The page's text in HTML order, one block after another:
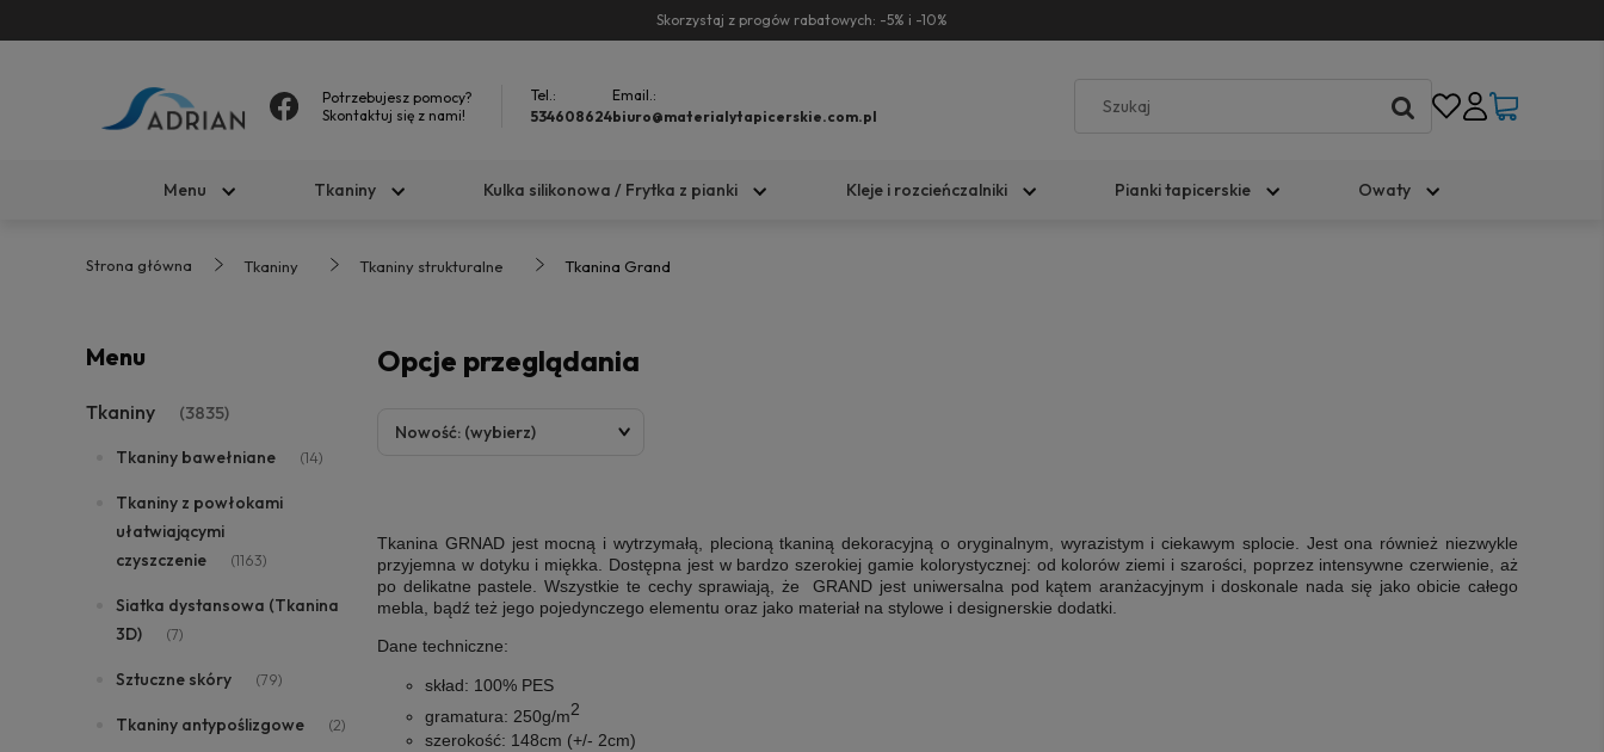
Skorzystaj z progów rabatowych: -5% i -10%
Potrzebujesz pomocy?
Skontaktuj się z nami!
Tel.:
534608624
Email.:
biuro@materialytapicerskie.com.pl
Menu Tkaniny Kulka silikonowa / Frytka z pianki Kleje i rozcieńczalniki Pianki tapicerskie Owaty
Strona główna Tkaniny Tkaniny strukturalne Tkanina Grand
Menu
Tkaniny (3835)
Tkaniny bawełniane (14)
Tkaniny z powłokami
ułatwiającymi
czyszczenie
(1163)
Siatka dystansowa (Tkanina
3D)
(7)
Sztuczne skóry (79)
Tkaniny antypoślizgowe (2)
Opcje przeglądania
Nowość: (wybierz)
Tkanina GRNAD jest mocną i wytrzymałą, plecioną tkaniną dekoracyjną o oryginalnym, wyrazistym i ciekawym splocie. Jest ona również niezwykle
przyjemna w dotyku i miękka. Dostępna jest w bardzo szerokiej gamie kolorystycznej: od kolorów ziemi i szarości, poprzez intensywne czerwienie, aż
po delikatne pastele.
Wszystkie te cechy sprawiają, że GRAND jest uniwersalna pod kątem aranżacyjnym i doskonale nada się jako obicie całego
mebla, bądź też jego pojedynczego elementu oraz jako materiał na stylowe i designerskie dodatki.
Dane techniczne:
skład: 100% PES
gramatura: 250g/m2
szerokość: 148cm (+/- 2cm)